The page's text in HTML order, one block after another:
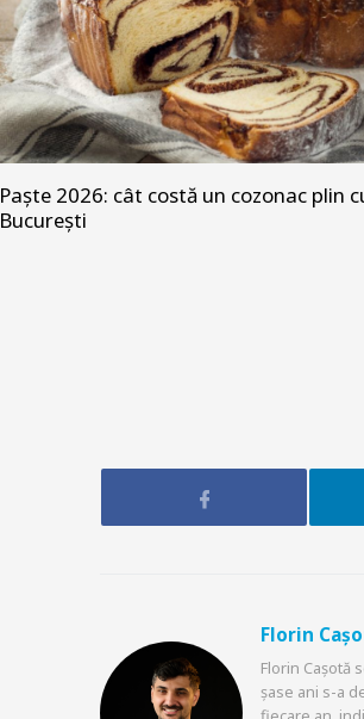
Paște 2026: cât costă un cozonac plin
București
Florin
Florin Cașotă
șase ani s-a